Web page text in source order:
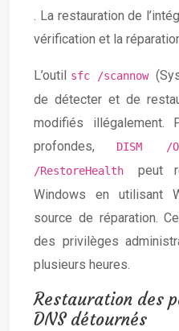
. La restauration de
vérification et la
L’outil sfc /scannow
de détecter et de
modifiés illégalement.
profondes,
DISM /
/RestoreHealth peut
Windows en utilisant
source de réparation.
des privilèges
plusieurs heures.
Restauration des
DNS détournés